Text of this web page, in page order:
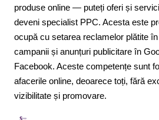
produse online — puteți oferi și
deveni specialist PPC. Acesta este
ocupă cu setarea reclamelor plătite
campanii și anunțuri publicitare în
Facebook. Aceste competențe sunt
afacerile online, deoarece toți, fără
vizibilitate și promovare.